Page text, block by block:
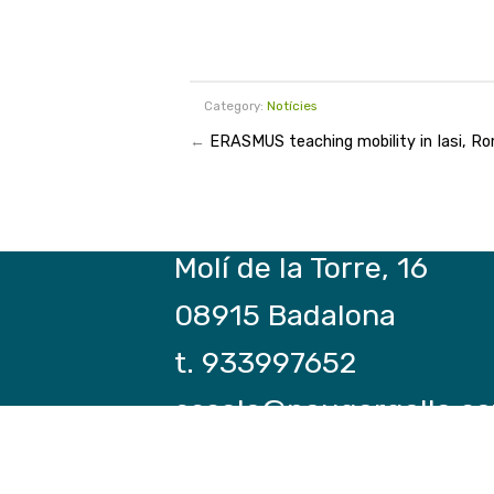
Category: Notícies
← ERASMUS teaching mobility in Iasi,
Molí de la Torre, 16
08915 Badalona
t. 933997652